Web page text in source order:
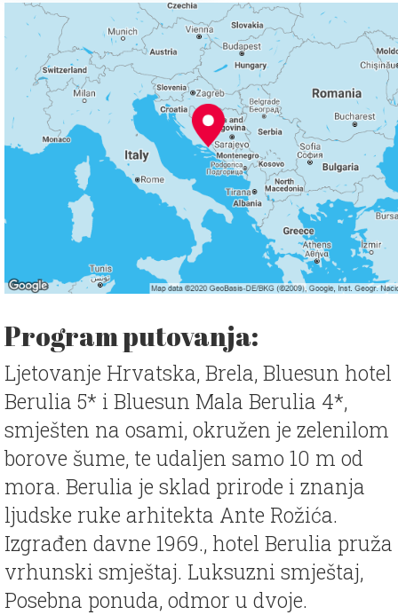
Program putovanja:
Ljetovanje Hrvatska, Brela, Bluesun hotel
Berulia 5* i Bluesun Mala Berulia 4*,
smješten na osami, okružen je zelenilom
borove šume, te udaljen samo 10 m od
mora. Berulia je sklad prirode i znanja
ljudske ruke arhitekta Ante Rožića.
Izgrađen davne 1969., hotel Berulia pruža
vrhunski smještaj. Luksuzni smještaj,
Posebna ponuda, odmor u dvoje.